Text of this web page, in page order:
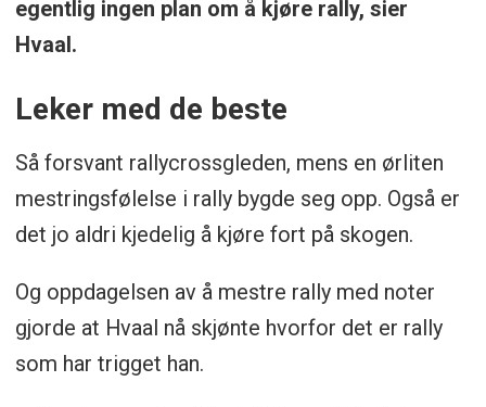
egentlig ingen plan om å kjøre rally, sier
Hvaal.
Leker med de beste
Så forsvant rallycrossgleden, mens en ørliten
mestringsfølelse i rally bygde seg opp. Også er
det jo aldri kjedelig å kjøre fort på skogen.
Og oppdagelsen av å mestre rally med noter
gjorde at Hvaal nå skjønte hvorfor det er rally
som har trigget han.